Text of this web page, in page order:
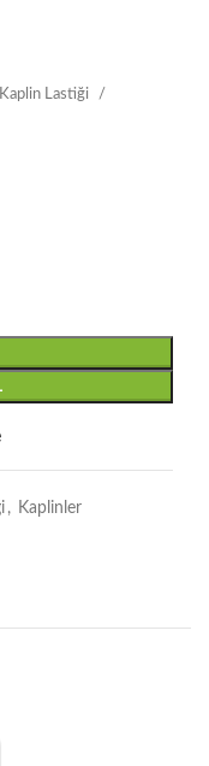
Lastiği
, Kaplinler